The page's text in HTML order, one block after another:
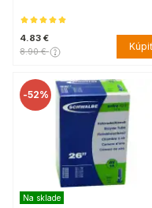
4.83 €
8.90 € Kúpiť
-52%
Na sklade